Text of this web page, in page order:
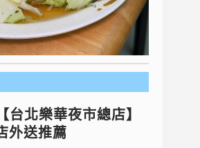
台北樂華夜市總店】
外送推薦